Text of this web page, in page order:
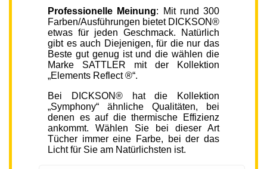
Professionelle Meinung: Mit rund 300
Farben/Ausführungen bietet DICKSON®
etwas für jeden Geschmack. Natürlich
gibt es auch Diejenigen, für die nur das
Beste gut genug ist und die wählen die
Marke SATTLER mit der Kollektion
„Elements Reflect ®“.
Bei DICKSON® hat die Kollektion
„Symphony“ ähnliche Qualitäten, bei
denen es auf die thermische Effizienz
ankommt. Wählen Sie bei dieser Art
Tücher immer eine Farbe, bei der das
Licht für Sie am Natürlichsten ist.